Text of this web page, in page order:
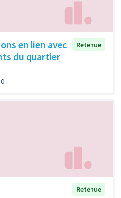
en lien avec
du quartier
Retenue
0
Retenue